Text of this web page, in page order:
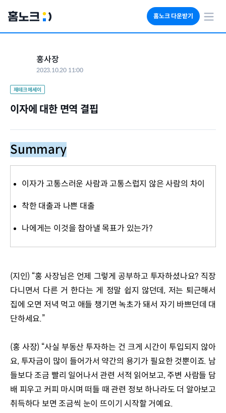
홈노크 다운받기
홍사장
2023.10.20 11:00
재테크 에세이
이자에 대한 면역 결핍
Summary
이자가 고통스러운 사람과 고통스럽지 않은 사람의 차이
착한 대출과 나쁜 대출
나에게는 이것을 참아낼 목표가 있는가?
(지인) “홍 사장님은 언제 그렇게 공부하고 투자하셨나요? 직장
다니면서 다른 거 한다는 게 정말 쉽지 않던데, 저는 퇴근해서
집에 오면 저녁 먹고 애들 챙기면 녹초가 돼서 자기 바쁘던데 대
단하세요.”
(홍 사장) “사실 부동산 투자하는 건 크게 시간이 투입되지 않아
요, 투자금이 많이 들어가서 약간의 용기가 필요한 것뿐이죠. 남
들보다 조금 빨리 일어나서 관련 서적 읽어보고, 주변 사람들 담
배 피우고 커피 마시며 떠들 때 관련 정보 하나라도 더 알아보고
취득하다 보면 조금씩 눈이 뜨이기 시작할 거예요.